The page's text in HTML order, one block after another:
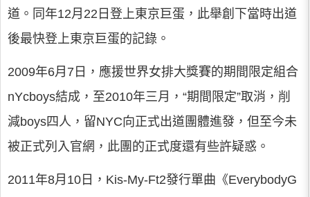
道。同年12月22日登上東京巨蛋，此舉創下當時出道
後最快登上東京巨蛋的記錄。
2009年6月7日，應援世界女排大獎賽的期間限定組合
nYcboys結成，至2010年三月，“期間限定”取消，削
減boys四人，留NYC向正式出道團體進發，但至今未
被正式列入官網，此團的正式度還有些許疑惑。
2011年8月10日，Kis-My-Ft2發行單曲《EverybodyG